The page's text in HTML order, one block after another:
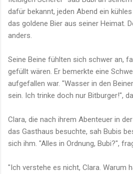
dafür bekannt, jeden Abend ein
das goldene Bier aus seiner Heimat.
anders.
Seine Beine fühlten sich schwer an,
gefüllt wären. Er bemerkte eine
aufgefallen war. "Wasser in den
sein. Ich trinke doch nur Bitburger!",
Clara, die nach ihrem Abenteuer in
das Gasthaus besuchte, sah Bubis
sich ihm. "Alles in Ordnung, Bubi?",
"Ich verstehe es nicht, Clara. Warum